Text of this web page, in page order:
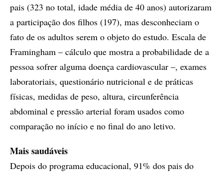
pais (323 no total, idade média de 40 anos) autorizaram
a participação dos filhos (197), mas desconheciam o
fato de os adultos serem o objeto do estudo. Escala de
Framingham – cálculo que mostra a probabilidade de a
pessoa sofrer alguma doença cardiovascular –, exames
laboratoriais, questionário nutricional e de práticas
físicas, medidas de peso, altura, circunferência
abdominal e pressão arterial foram usados como
comparação no início e no final do ano letivo.
Mais saudáveis
Depois do programa educacional, 91% dos pais do